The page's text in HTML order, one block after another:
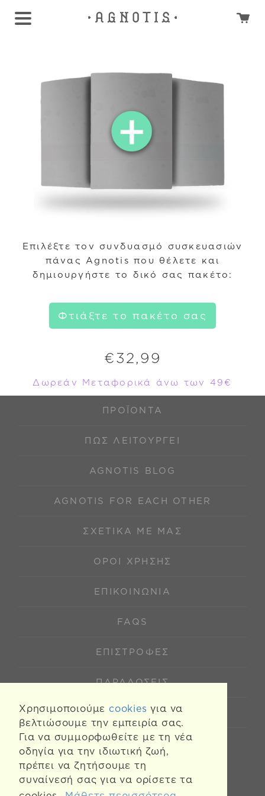
Χρησιμοποιούμε cookies για να
βελτιώσουμε την εμπειρία σας.
Για να συμμορφωθείτε με τη νέα
οδηγία για την ιδιωτική ζωή,
πρέπει να ζητήσουμε τη
συναίνεσή σας για να ορίσετε τα
Επιλέξτε τον συνδυασμό συσκευασιών
πάνας Agnotis που θέλετε και
δημιουργήστε το δικό σας πακέτο:
Φτιάξτε το πακέτο σας
€32,99
Δωρεάν Μεταφορικά άνω των 49€
ΠΡΟΪΌΝΤΑ
ΠΩΣ ΛΕΙΤΟΥΡΓΕΊ
AGNOTIS BLOG
AGNOTIS FOR EACH OTHER
ΣΧΕΤΙΚΆ ΜΕ ΜΑΣ
ΌΡΟΙ ΧΡΉΣΗΣ
ΕΠΙΚΟΙΝΩΝΊΑ
FAQS
ΕΠΙΣΤΡΟΦΈΣ
ΠΑΡΑΔΌΣΕΙΣ
COOKIES